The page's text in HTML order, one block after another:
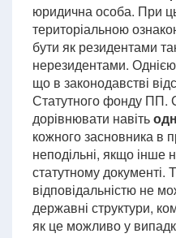
юридична особа. При
територіальною
бути як резидентами
нерезидентами.
що в законодавстві
Статутного фонду ПП.
дорівнювати навіть
кожного засновника в
неподільні, якщо інше
статутному
відповідальністю не
державні структури,
як це можливо у